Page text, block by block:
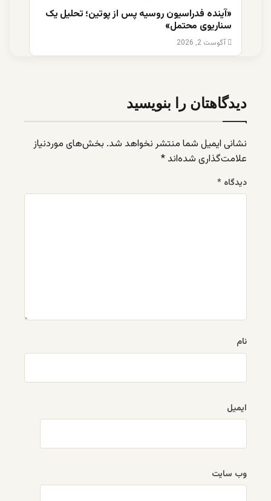
«آینده فدراسیون روسیه پس از پوتین؛ تحلیل یک
سناریوی محتمل»
آگوست 2, 2026
دیدگاهتان را بنویسید
نشانی ایمیل شما منتشر نخواهد شد. بخش‌های موردنیاز
علامت‌گذاری شده‌اند *
دیدگاه *
نام
ایمیل
وب‌ سایت